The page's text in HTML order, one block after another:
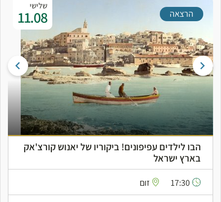
שלישי
11.08 הרצאה
הבו לילדים עפיפונים! ביקוריו של יאנוש קורצ'אק
בארץ ישראל
זום